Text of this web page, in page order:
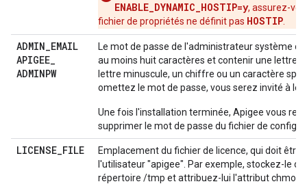
ENABLE_DYNAMIC_HOSTIP=y, assurez-
fichier de propriétés ne définit pas HOSTIP
ADMIN_EMAIL
APIGEE_
ADMINPW
Le mot de passe de l'administrateur système
au moins huit caractères et contenir une lettre
lettre minuscule, un chiffre ou un caractère
omettez le mot de passe, vous serez invité à le
Une fois l'installation terminée, Apigee vous
supprimer le mot de passe du fichier de
LICENSE_FILE
Emplacement du fichier de licence, qui doit être
l'utilisateur "apigee". Par exemple, stockez-le
répertoire /tmp et attribuez-lui l'attribut chmod